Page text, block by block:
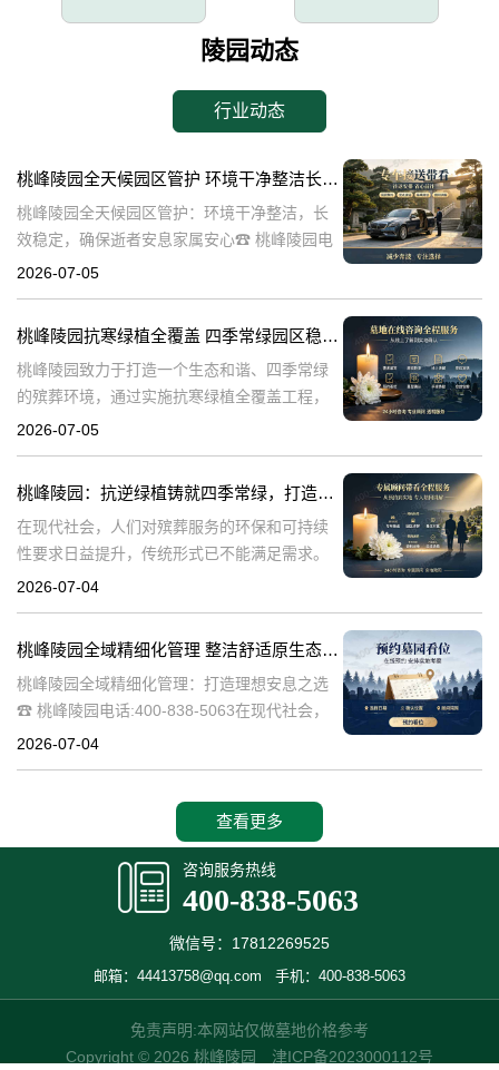
陵园动态
行业动态
桃峰陵园全天候园区管护 环境干净整洁长效稳定，确保逝者安息家属安心
桃峰陵园全天候园区管护：环境干净整洁，长
效稳定，确保逝者安息家属安心☎ 桃峰陵园电
话:400-838-5063在生命的终点，我们最希望的
2026-07-05
桃峰陵园抗寒绿植全覆盖 四季常绿园区稳定美观：打造生态和谐殡葬环境
桃峰陵园致力于打造一个生态和谐、四季常绿
的殡葬环境，通过实施抗寒绿植全覆盖工程，
不仅提升了园区的美观度，也确保了园区的稳
2026-07-05
桃峰陵园：抗逆绿植铸就四季常绿，打造生态绿色殡葬典范
在现代社会，人们对殡葬服务的环保和可持续
性要求日益提升，传统形式已不能满足需求。
桃峰陵园作为绿色殡葬的先行者，致力于构建
2026-07-04
桃峰陵园全域精细化管理 整洁舒适原生态园区：打造理想安息之选
桃峰陵园全域精细化管理：打造理想安息之选
☎ 桃峰陵园电话:400-838-5063在现代社会，
人们对死亡和安息地的看法正在发生变化。越
2026-07-04
查看更多
咨询服务热线
400-838-5063
微信号：17812269525
邮箱：44413758@qq.com 手机：400-838-5063
免责声明:本网站仅做墓地价格参考
Copyright © 2026 桃峰陵园 津ICP备2023000112号